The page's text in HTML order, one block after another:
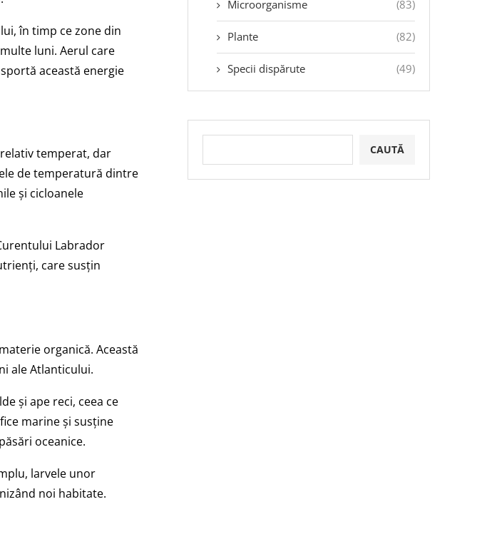
în timp ce zone din
luni. Aerul care
această energie
temperat, dar
de temperatură dintre
și cicloanele
Labrador
care susțin
organică. Această
ale Atlanticului.
și ape reci, ceea ce
marine și susține
oceanice.
larvele unor
noi habitate.
Microorganisme (83)
Plante (82)
Specii dispărute (49)
CAUTĂ